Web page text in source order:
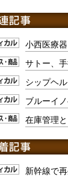
小西医療
サトー、
シップヘ
ブルーイ
在庫管理
新幹線で